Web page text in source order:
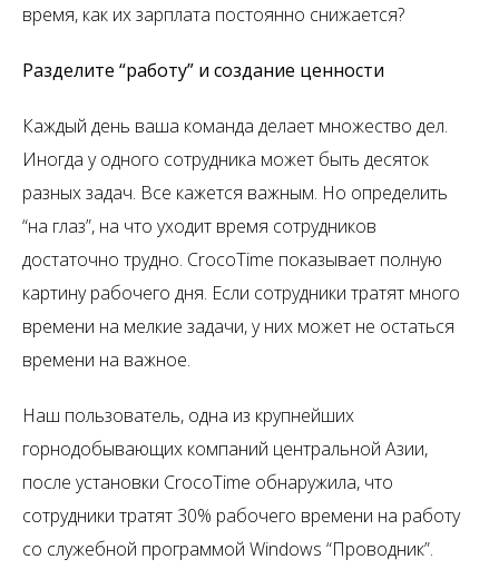
время, как их зарплата постоянно снижается?
Разделите “работу” и создание ценности
Каждый день ваша команда делает множество дел.
Иногда у одного сотрудника может быть десяток
разных задач. Все кажется важным. Но определить
“на глаз”, на что уходит время сотрудников
достаточно трудно. CrocoTime показывает полную
картину рабочего дня. Если сотрудники тратят много
времени на мелкие задачи, у них может не остаться
времени на важное.
Наш пользователь, одна из крупнейших
горнодобывающих компаний центральной Азии,
после установки CrocoTime обнаружила, что
сотрудники тратят 30% рабочего времени на работу
со служебной программой Windows “Проводник”.